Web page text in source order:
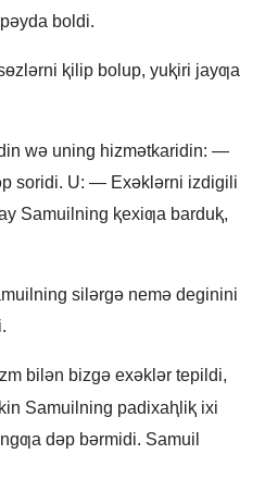
boldi.
ⱪilip bolup, yuⱪiri jayƣa
wǝ uning hizmǝtkaridin: —
soridi. U: — Exǝklǝrni izdigili
Samuilning ⱪexiƣa barduⱪ,
silǝrgǝ nemǝ deginini
bilǝn bizgǝ exǝklǝr tepildi,
Samuilning padixaⱨliⱪ ixi
dǝp bǝrmidi. Samuil